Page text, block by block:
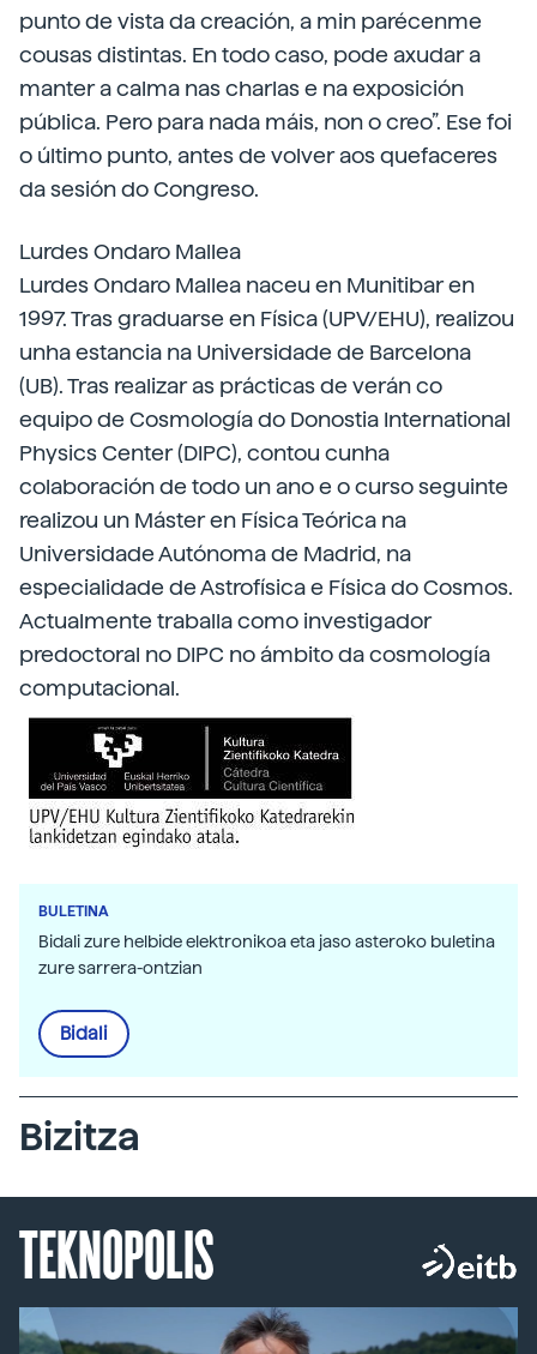
punto de vista da creación, a min parécenme
cousas distintas. En todo caso, pode axudar a
manter a calma nas charlas e na exposición
pública. Pero para nada máis, non o creo”. Ese foi
o último punto, antes de volver aos quefaceres
da sesión do Congreso.
Lurdes Ondaro Mallea
Lurdes Ondaro Mallea naceu en Munitibar en
1997. Tras graduarse en Física (UPV/EHU), realizou
unha estancia na Universidade de Barcelona
(UB). Tras realizar as prácticas de verán co
equipo de Cosmología do Donostia International
Physics Center (DIPC), contou cunha
colaboración de todo un ano e o curso seguinte
realizou un Máster en Física Teórica na
Universidade Autónoma de Madrid, na
especialidade de Astrofísica e Física do Cosmos.
Actualmente traballa como investigador
predoctoral no DIPC no ámbito da cosmología
computacional.
BULETINA
Bidali zure helbide elektronikoa eta jaso asteroko buletina
zure sarrera-ontzian
Bidali
Bizitza
TEKNOPOLIS